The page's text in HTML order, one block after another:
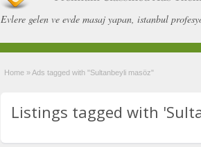
Evlere gelen ve evde masaj yapan, istanbul
Home »Ads tagged with "Sultanbeyli masöz"
Listings tagged with